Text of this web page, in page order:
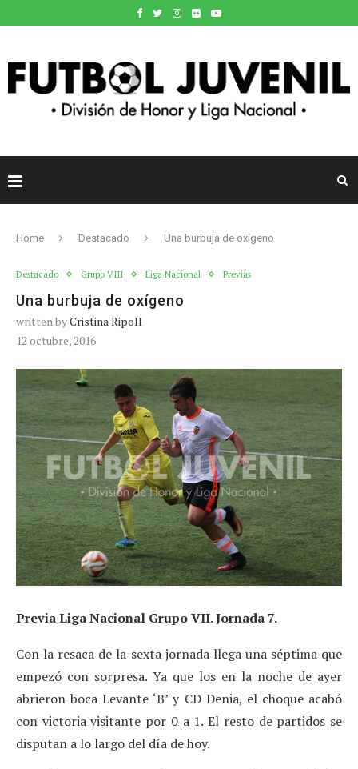
Home Destacado Una burbuja de oxígeno
Destacado Grupo VIII Liga Nacional Previas
Una burbuja de oxígeno
written byCristina Ripoll
12 octubre, 2016
Previa Liga Nacional Grupo VII. Jornada 7.
Con la resaca de la sexta jornada llega una séptima que
empezó con sorpresa. Ya que los en la noche de ayer
abrieron boca Levante ‘B’ y CD Denia, el choque acabó
con victoria visitante por 0 a 1. El resto de partidos se
disputan a lo largo del día de hoy.